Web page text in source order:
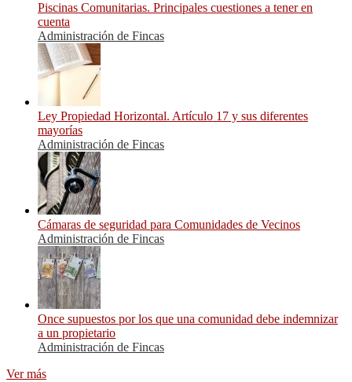
Piscinas Comunitarias. Principales cuestiones a tener en
cuenta
Administración de Fincas
Ley Propiedad Horizontal. Artículo 17 y sus diferentes
mayorías
Administración de Fincas
Cámaras de seguridad para Comunidades de Vecinos
Administración de Fincas
Once supuestos por los que una comunidad debe indemnizar
a un propietario
Administración de Fincas
Ver más